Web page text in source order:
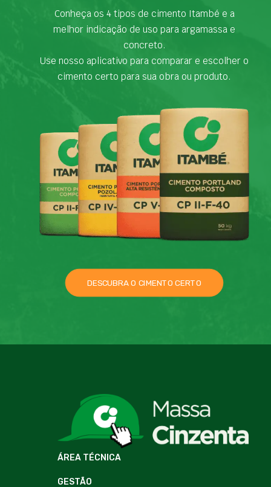
Conheça os 4 tipos de cimento Itambé e a
melhor indicação de uso para argamassa e
concreto.
Use nosso aplicativo para comparar e escolher o
cimento certo para sua obra ou produto.
DESCUBRA O CIMENTO CERTO
ÁREA TÉCNICA
GESTÃO